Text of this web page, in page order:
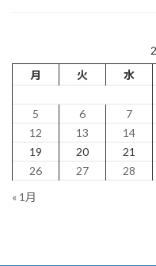
月
火 水
5
6 7
12
13 14
19
20 21
26
27 28
« 1月